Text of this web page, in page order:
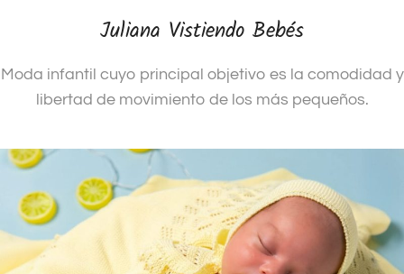
Juliana Vistiendo Bebés
Moda infantil cuyo principal objetivo es la comodidad y
libertad de movimiento de los más pequeños.